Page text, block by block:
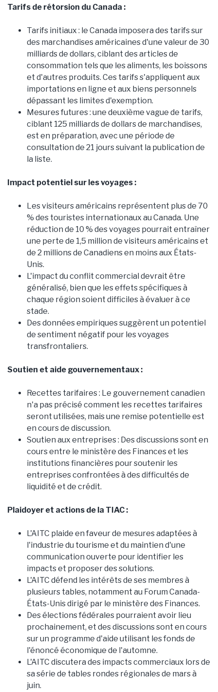
Tarifs de rétorsion du Canada :
Tarifs initiaux : le Canada imposera des tarifs sur
des marchandises américaines d'une valeur de 30
milliards de dollars, ciblant des articles de
consommation tels que les aliments, les boissons
et d'autres produits. Ces tarifs s'appliquent aux
importations en ligne et aux biens personnels
dépassant les limites d'exemption.
Mesures futures : une deuxième vague de tarifs,
ciblant 125 milliards de dollars de marchandises,
est en préparation, avec une période de
consultation de 21 jours suivant la publication de
la liste.
Impact potentiel sur les voyages :
Les visiteurs américains représentent plus de 70
% des touristes internationaux au Canada. Une
réduction de 10 % des voyages pourrait entraîner
une perte de 1,5 million de visiteurs américains et
de 2 millions de Canadiens en moins aux États-
Unis.
L'impact du conflit commercial devrait être
généralisé, bien que les effets spécifiques à
chaque région soient difficiles à évaluer à ce
stade.
Des données empiriques suggèrent un potentiel
de sentiment négatif pour les voyages
transfrontaliers.
Soutien et aide gouvernementaux :
Recettes tarifaires : Le gouvernement canadien
n'a pas précisé comment les recettes tarifaires
seront utilisées, mais une remise potentielle est
en cours de discussion.
Soutien aux entreprises : Des discussions sont en
cours entre le ministère des Finances et les
institutions financières pour soutenir les
entreprises confrontées à des difficultés de
liquidité et de crédit.
Plaidoyer et actions de la TIAC :
L'AITC plaide en faveur de mesures adaptées à
l'industrie du tourisme et du maintien d'une
communication ouverte pour identifier les
impacts et proposer des solutions.
L'AITC défend les intérêts de ses membres à
plusieurs tables, notamment au Forum Canada-
États-Unis dirigé par le ministère des Finances.
Des élections fédérales pourraient avoir lieu
prochainement, et des discussions sont en cours
sur un programme d'aide utilisant les fonds de
l'énoncé économique de l'automne.
L'AITC discutera des impacts commerciaux lors de
sa série de tables rondes régionales de mars à
juin.